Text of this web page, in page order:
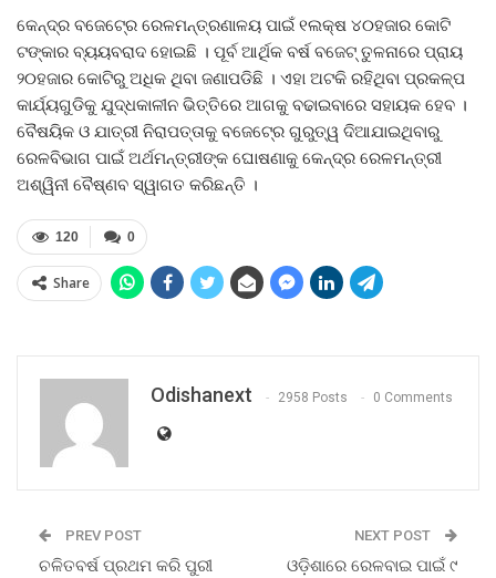
କେନ୍ଦ୍ର ବଜେଟ୍‍ରେ ରେଳମନ୍ତ୍ରଣାଳୟ ପାଇଁ ୧ଲକ୍ଷ ୪୦ହଜାର କୋଟି
ଟଙ୍କାର ବ୍ୟୟବରାଦ ହୋଇଛି । ପୂର୍ବ ଆର୍ଥିକ ବର୍ଷ ବଜେଟ୍‍ ତୁଳନାରେ ପ୍ରାୟ
୨୦ହଜାର କୋଟିରୁ ଅଧିକ ଥିବା ଜଣାପଡିଛି । ଏହା ଅଟକି ରହିଥିବା ପ୍ରକଳ୍ପ
କାର୍ଯ୍ୟଗୁଡିକୁ ଯୁଦ୍ଧକାଳୀନ ଭିତ୍ତିରେ ଆଗକୁ ବଢାଇବାରେ ସହାୟକ ହେବ ।
ବୈଷୟିକ ଓ ଯାତ୍ରୀ ନିରାପତ୍ତାକୁ ବଜେଟ୍‍ରେ ଗୁରୁତ୍ୱ ଦିଆଯାଇଥିବାରୁ
ରେଳବିଭାଗ ପାଇଁ ଅର୍ଥମନ୍ତ୍ରୀଙ୍କ ଘୋଷଣାକୁ କେନ୍ଦ୍ର ରେଳମନ୍ତ୍ରୀ
ଅଶ୍ୱିନୀ ବୈଷ୍ଣବ ସ୍ୱାଗତ କରିଛନ୍ତି ।
0
120
Share
Odishanext 2958 Posts 0 Comments
PREV POST
ଚଳିତବର୍ଷ ପ୍ରଥମ କରି ପୁରୀ
NEXT POST
ଓଡ଼ିଶାରେ ରେଳବାଇ ପାଇଁ ୯